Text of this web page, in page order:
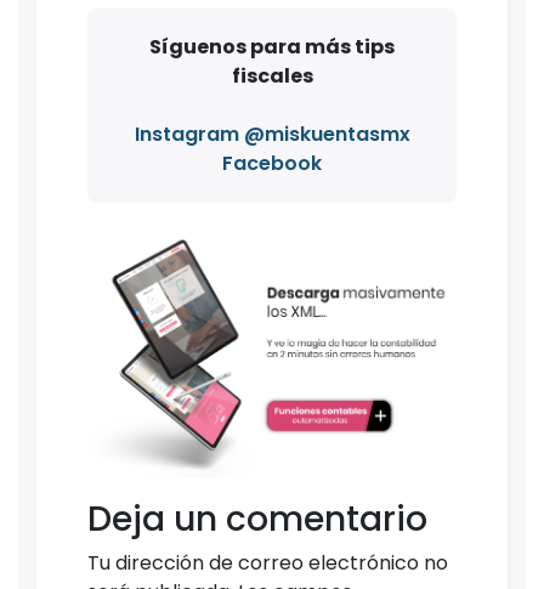
Síguenos para más tips
fiscales
Instagram @miskuentasmx
Facebook
Deja un comentario
Tu dirección de correo electrónico no